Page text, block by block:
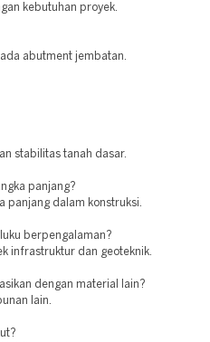
kebutuhan proyek.
abutment jembatan.
stabilitas tanah dasar.
panjang?
panjang dalam konstruksi.
berpengalaman?
infrastruktur dan geoteknik.
dengan material lain?
lain.